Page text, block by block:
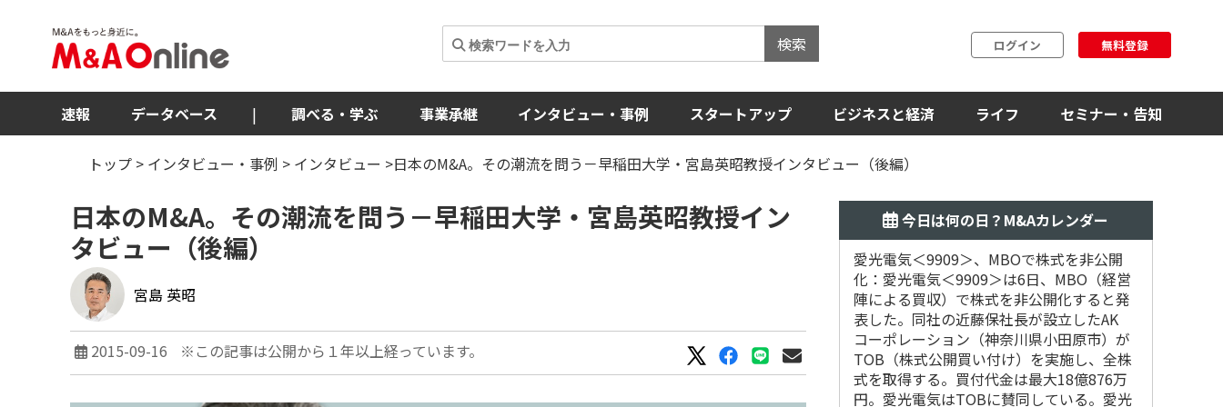
検索 ログイン 無料登録
速報 データベース | 調べる・学ぶ 事業承継 インタビュー・事例 スタートアップ ビジネスと経済 ライフ セミナー・告知
トップ > インタビュー・事例 > インタビュー >日本のM&A。その潮流を問う－早稲田大学・宮島英昭教授インタビュー（後編）
日本のM&A。その潮流を問う－早稲田大学・宮島英昭教授イン
タビュー（後編）
宮島 英昭
2015-09-16 ※この記事は公開から１年以上経っています。
今日は何の日？M&Aカレンダー
愛光電気＜9909＞、MBOで株式を非公開
化：愛光電気＜9909＞は6日、MBO（経営
陣による買収）で株式を非公開化すると発
表した。同社の近藤保社長が設立したAK
コーポレーション（神奈川県小田原市）が
TOB（株式公開買い付け）を実施し、全株
式を取得する。買付代金は最大18億876万
円。愛光電気はTOBに賛同している。愛光